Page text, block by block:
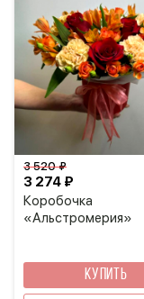
Коробочка
«Альстромерия»
3 274 ₽
3 520 ₽
КУПИТЬ